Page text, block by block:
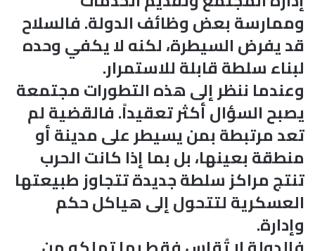
وممارسة بعض وظائف الدولة. فالسلاح
قد يفرض السيطرة، لكنه لا يكفي وحده
لبناء سلطة قابلة للاستمرار.
وعندما ننظر إلى هذه التطورات مجتمعة
يصبح السؤال أكثر تعقيداً. فالقضية لم
تعد مرتبطة بمن يسيطر على مدينة أو
منطقة بعينها، بل بما إذا كانت الحرب
تنتج مراكز سلطة جديدة تتجاوز طبيعتها
العسكرية لتتحول إلى هياكل حكم
وإدارة.